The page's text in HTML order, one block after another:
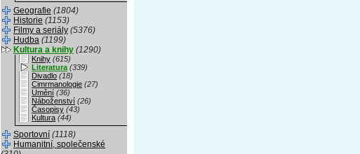
Geografie (1804)
Historie (1153)
Filmy a seriály (5376)
Hudba (1199)
Kultura a knihy (1290)
Knihy (615)
Literatura (339)
Divadlo (18)
Cimrmanologie (27)
Umění (36)
Náboženství (26)
Časopisy (43)
Kultura (44)
Sportovní (1118)
Humanitní, společenské